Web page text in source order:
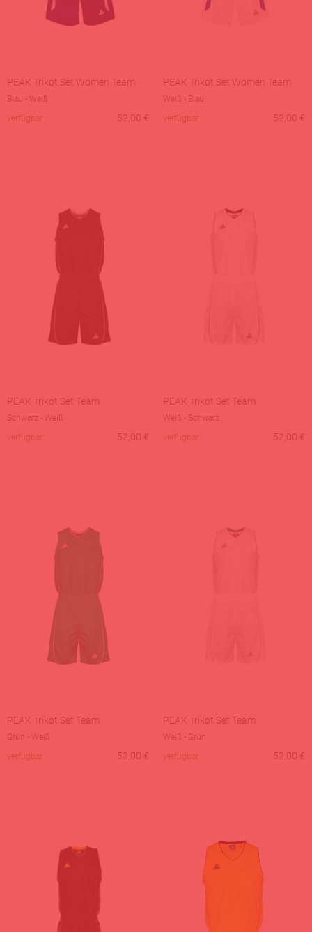
PEAK Trikot Set Women Team
Blau - Weiß
verfügbar
52,00 €
PEAK Trikot Set Women Team
Weiß - Blau
verfügbar
52,00 €
PEAK Trikot Set Team
Schwarz - Weiß
verfügbar
52,00 €
PEAK Trikot Set Team
Weiß - Schwarz
verfügbar
52,00 €
PEAK Trikot Set Team
Grün - Weiß
verfügbar
52,00 €
PEAK Trikot Set Team
Weiß - Grün
verfügbar
52,00 €